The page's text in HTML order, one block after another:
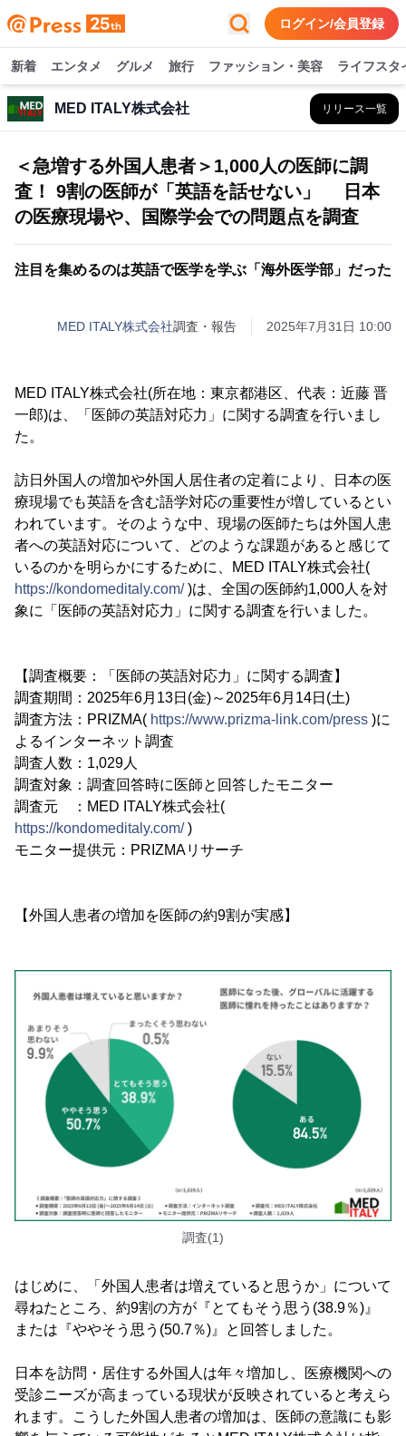
ログイン/会員登録
新着 エンタメ グルメ 旅行 ファッション・美容 ライフスタ
MED ITALY株式会社 リリース一覧
＜急増する外国人患者＞1,000人の医師に調
査！ 9割の医師が「英語を話せない」 日本
の医療現場や、国際学会での問題点を調査
注目を集めるのは英語で医学を学ぶ「海外医学部」だった
MED ITALY株式会社調査・報告 2025年7月31日 10:00
MED ITALY株式会社(所在地：東京都港区、代表：近藤 晋
一郎)は、「医師の英語対応力」に関する調査を行いまし
た。
訪日外国人の増加や外国人居住者の定着により、日本の医
療現場でも英語を含む語学対応の重要性が増しているとい
われています。そのような中、現場の医師たちは外国人患
者への英語対応について、どのような課題があると感じて
いるのかを明らかにするために、MED ITALY株式会社(
https://kondomeditaly.com/)は、全国の医師約1,000人を対
象に「医師の英語対応力」に関する調査を行いました。
【調査概要：「医師の英語対応力」に関する調査】
調査期間：2025年6月13日(金)～2025年6月14日(土)
調査方法：PRIZMA( https://www.prizma-link.com/press )に
よるインターネット調査
調査人数：1,029人
調査対象：調査回答時に医師と回答したモニター
調査元 ：MED ITALY株式会社(
https://kondomeditaly.com/)
モニター提供元：PRIZMAリサーチ
【外国人患者の増加を医師の約9割が実感】
調査(1)
はじめに、「外国人患者は増えていると思うか」について
尋ねたところ、約9割の方が『とてもそう思う(38.9％)』
または『ややそう思う(50.7％)』と回答しました。
日本を訪問・居住する外国人は年々増加し、医療機関への
受診ニーズが高まっている現状が反映されていると考えら
れます。こうした外国人患者の増加は、医師の意識にも影